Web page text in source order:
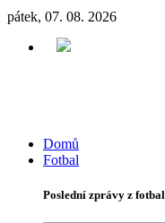
pátek, 07. 08. 2026
Domů
Fotbal
Poslední zprávy z